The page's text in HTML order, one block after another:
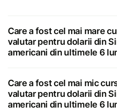
Care a fost cel mai mare
valutar pentru dolarii din
americani din ultimele 6
Care a fost cel mai mic
valutar pentru dolarii din
americani din ultimele 6